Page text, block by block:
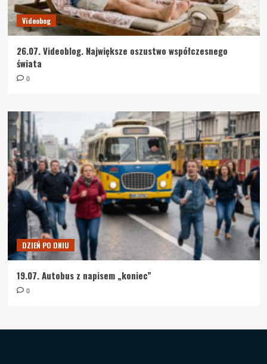
Videobog
26.07. Videoblog. Największe oszustwo współczesnego
świata
0
DZIEŃ PO DNIU
19.07. Autobus z napisem „koniec”
0